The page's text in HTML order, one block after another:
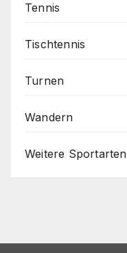
Tennis
Tischtennis
Turnen
Wandern
Weitere Sportarten